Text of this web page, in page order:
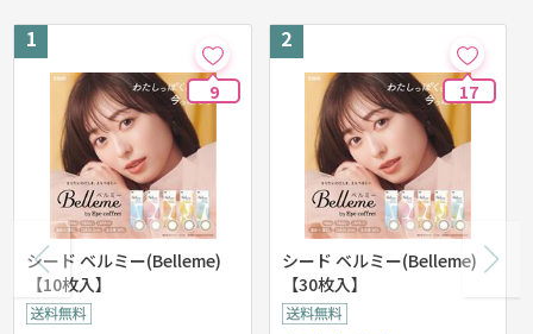
9
シード ベルミー(Belleme)
【10枚入】
17
シード ベルミー(Belleme)
【30枚入】